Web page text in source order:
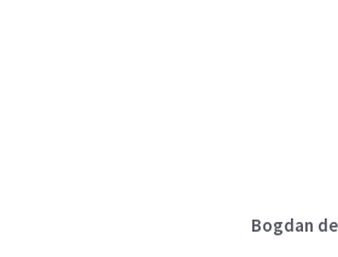
Bogdan